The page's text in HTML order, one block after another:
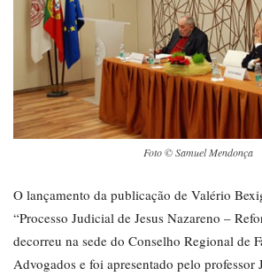
Foto © Samuel Mendonça
O lançamento da publicação de Valério
“Processo Judicial de Jesus Nazareno –
decorreu na sede do Conselho Regional de
Advogados e foi apresentado pelo professor